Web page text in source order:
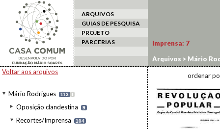
ARQUIVOS
GUIAS DE PESQUISA
PROJETO
PARCERIAS
Voltar aos arquivos
Mário Rodrigues 113 I
Oposição clandestina 9
Recortes/Imprensa 104
Imprensa: 7
Arquivos > Mário
ordenar